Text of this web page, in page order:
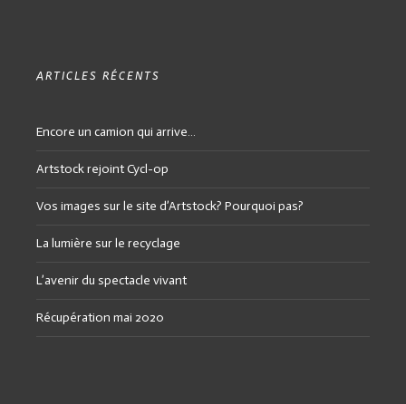
ARTICLES RÉCENTS
Encore un camion qui arrive…
Artstock rejoint Cycl-op
Vos images sur le site d’Artstock? Pourquoi pas?
La lumière sur le recyclage
L’avenir du spectacle vivant
Récupération mai 2020